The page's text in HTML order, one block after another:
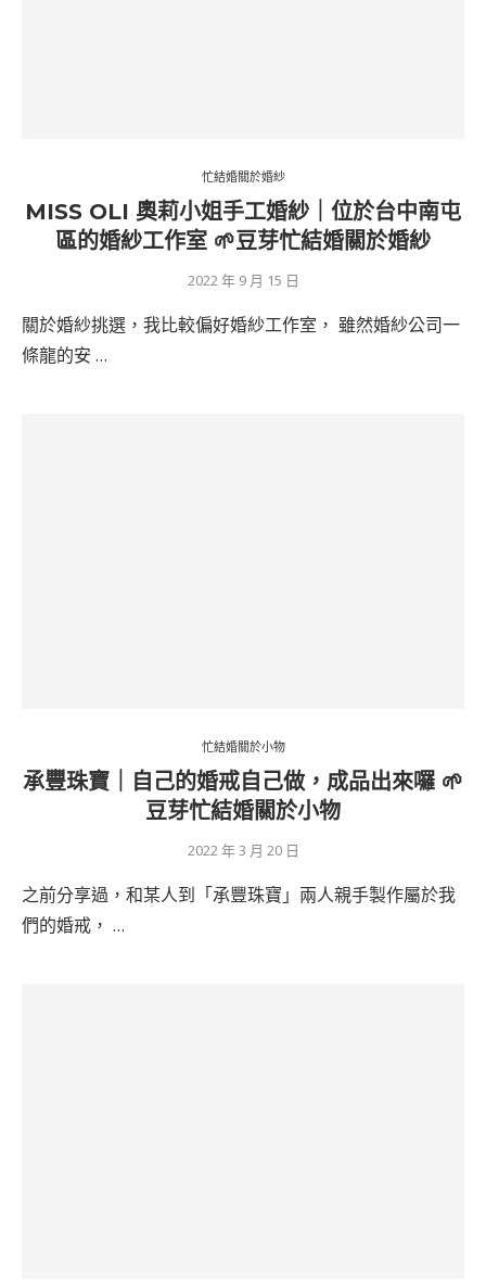
忙結婚關於婚紗
MISS OLI 奧莉小姐手工婚紗｜位於台中南屯
區的婚紗工作室 🌱豆芽忙結婚關於婚紗
2022 年 9 月 15 日
關於婚紗挑選，我比較偏好婚紗工作室， 雖然婚紗公司一
條龍的安 …
忙結婚關於小物
承豐珠寶｜自己的婚戒自己做，成品出來囉 🌱
豆芽忙結婚關於小物
2022 年 3 月 20 日
之前分享過，和某人到「承豐珠寶」兩人親手製作屬於我
們的婚戒， …